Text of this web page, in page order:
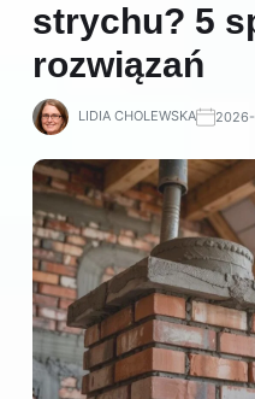
strychu? 5
rozwiązań
LIDIA CHOLEWSKA